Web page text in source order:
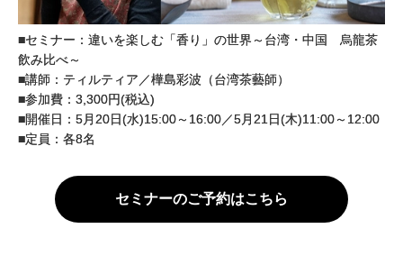
■セミナー：違いを楽しむ「香り」の世界～台湾・中国 烏龍茶
飲み比べ～
■講師：ティルティア／樺島彩波（台湾茶藝師）
■参加費：3,300円(税込)
■開催日：5月20日(水)15:00～16:00／5月21日(木)11:00～12:00
■定員：各8名
セミナーのご予約はこちら